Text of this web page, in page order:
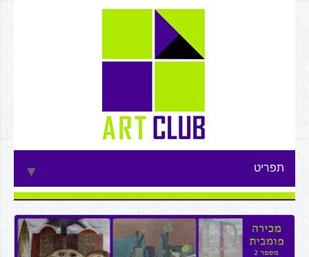
תפריט ▼
▼
▼